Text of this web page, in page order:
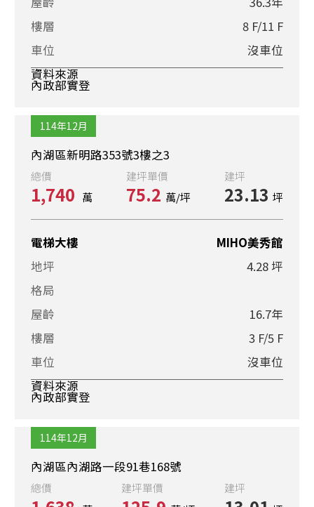
樓層
8 F/11 F
車位
沒車位
資料來源
內政部實登
114年12月
內湖區新明路353號3樓之3
總價
1,740 萬
建坪單價
75.2 萬/坪
建坪
23.13 坪
電梯大樓
MIHO美秀館
地坪
4.28 坪
格局
屋齡
16.7年
樓層
3 F/5 F
車位
沒車位
資料來源
內政部實登
114年12月
內湖區內湖路一段91巷168號
總價 建坪單價 建坪